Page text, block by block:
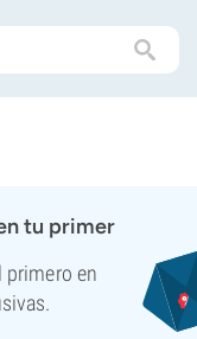
tu primer
primero en